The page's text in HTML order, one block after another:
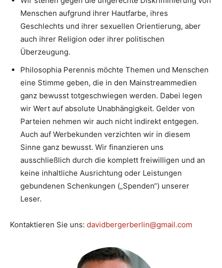
Menschen aufgrund ihrer Hautfarbe, ihres
Geschlechts und ihrer sexuellen Orientierung, aber
auch ihrer Religion oder ihrer politischen
Überzeugung.
Philosophia Perennis möchte Themen und Menschen
eine Stimme geben, die in den Mainstreammedien
ganz bewusst totgeschwiegen werden. Dabei legen
wir Wert auf absolute Unabhängigkeit. Gelder von
Parteien nehmen wir auch nicht indirekt entgegen.
Auch auf Werbekunden verzichten wir in diesem
Sinne ganz bewusst. Wir finanzieren uns
ausschließlich durch die komplett freiwilligen und an
keine inhaltliche Ausrichtung oder Leistungen
gebundenen Schenkungen („Spenden“) unserer
Leser.
Kontaktieren Sie uns: davidbergerberlin@gmail.com